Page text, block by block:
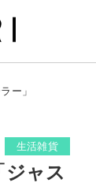
ー」
生活雑貨
ジャス